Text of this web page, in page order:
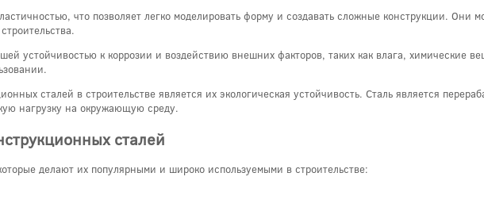
что позволяет легко моделировать форму и создавать сложные конструкции. Они
устойчивостью к коррозии и воздействию внешних факторов, таких как влага, химические
сталей в строительстве является их экологическая устойчивость. Сталь является
нагрузку на окружающую среду.
сталей
делают их популярными и широко используемыми в строительстве: